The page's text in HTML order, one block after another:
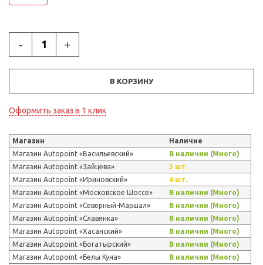
- +
В КОРЗИНУ
Оформить заказ в 1 клик
Магазин
Наличие
Магазин Autopoint «Васильевский»
В наличии (Много)
Магазин Autopoint «Зайцева»
3 шт.
Магазин Autopoint «Ириновский»
4 шт.
Магазин Autopoint «Московское Шоссе»
В наличии (Много)
Магазин Autopoint «Северный-Маршал»
В наличии (Много)
Магазин Autopoint «Славянка»
В наличии (Много)
Магазин Autopoint «Хасанский»
В наличии (Много)
Магазин Autopoint «Богатырский»
В наличии (Много)
Магазин Autopoint «Белы Куна»
В наличии (Много)